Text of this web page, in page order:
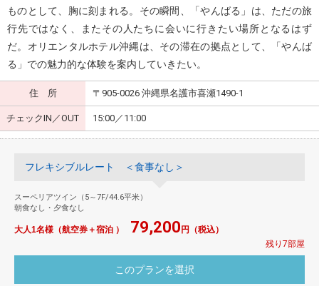
ものとして、胸に刻まれる。その瞬間、「やんばる」は、ただの旅
行先ではなく、またその人たちに会いに行きたい場所となるはず
だ。オリエンタルホテル沖縄は、その滞在の拠点として、「やんば
る」での魅力的な体験を案内していきたい。
住 所 〒905-0026 沖縄県名護市喜瀬1490-1
チェックIN／OUT 15:00／11:00
フレキシブルレート ＜食事なし＞
スーペリアツイン（5～7F/44.6平米）
朝食なし・夕食なし
大人1名様（航空券＋宿泊 ） 79,200 円（税込）
残り7部屋